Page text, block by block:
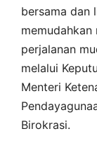
bersama dan
memudahkan
perjalanan
melalui
Menteri
Birokrasi.